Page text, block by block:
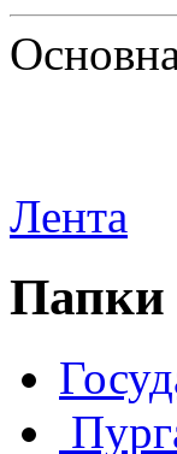
Лента
Папки